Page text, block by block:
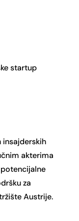
startup
insajderskih
akterima
za
Austrije.